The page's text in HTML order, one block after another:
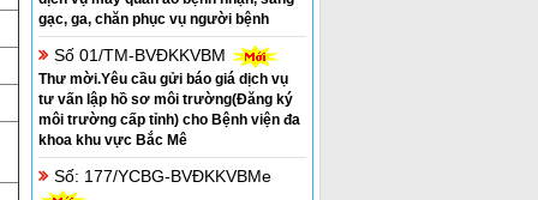
gạc, ga, chăn phục vụ người bệnh
Số 01/TM-BVĐKKVBM
Thư mời.Yêu cầu gửi báo giá dịch vụ
tư vấn lập hồ sơ môi trường(Đăng ký
môi trường cấp tỉnh) cho Bệnh viện đa
khoa khu vực Bắc Mê
Số: 177/YCBG-BVĐKKVBMe